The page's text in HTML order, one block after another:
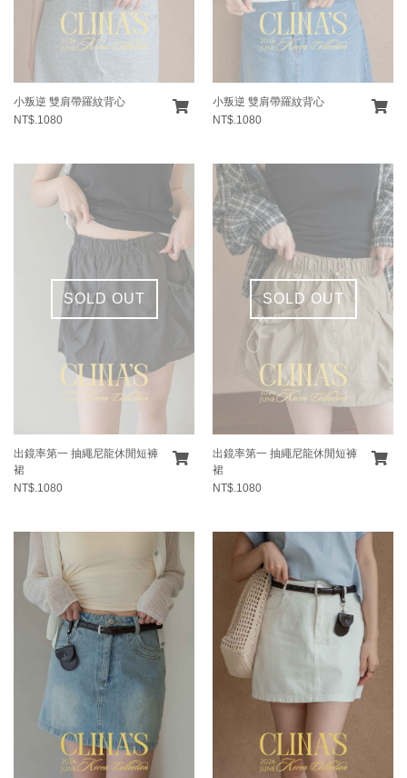
小叛逆 雙肩帶羅紋背心
NT$.1080
小叛逆 雙肩帶羅紋背心
NT$.1080
SOLD OUT
出鏡率第一 抽繩尼龍休閒短褲
裙
NT$.1080
SOLD OUT
出鏡率第一 抽繩尼龍休閒短褲
裙
NT$.1080